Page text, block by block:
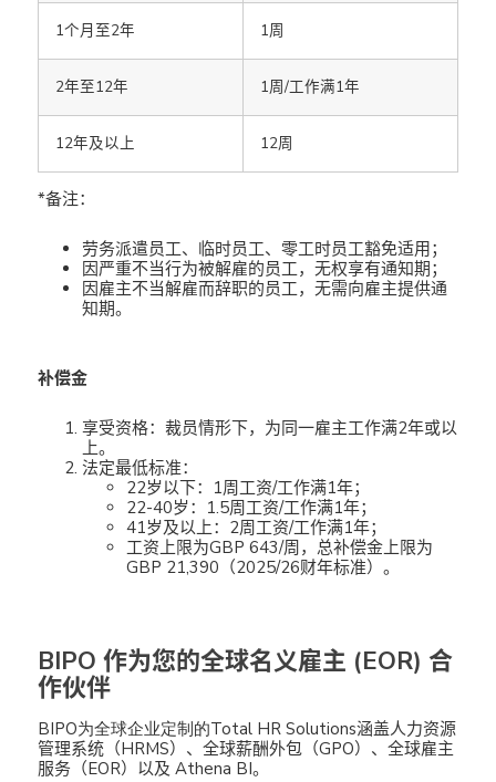
1个月至2年 1周
2年至12年 1周/工作满1年
12年及以上 12周
*备注：
劳务派遣员工、临时员工、零工时员工豁免适用；
因严重不当行为被解雇的员工，无权享有通知期；
因雇主不当解雇而辞职的员工，无需向雇主提供通
知期。
补偿金
享受资格：裁员情形下，为同一雇主工作满2年或以
上。
法定最低标准：
22岁以下：1周工资/工作满1年；
22-40岁：1.5周工资/工作满1年；
41岁及以上：2周工资/工作满1年；
工资上限为GBP 643/周，总补偿金上限为
GBP 21,390（2025/26财年标准）。
BIPO 作为您的全球名义雇主 (EOR) 合
作伙伴
BIPO为全球企业定制的Total HR Solutions涵盖人力资源
管理系统（HRMS）、全球薪酬外包（GPO）、全球雇主
服务（EOR）以及 Athena BI。